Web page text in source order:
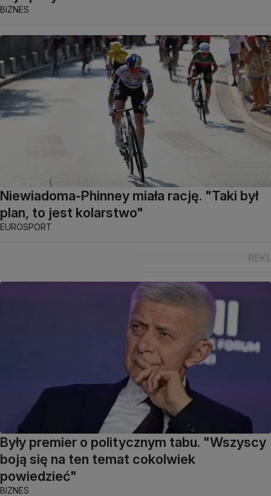
BIZNES
Niewiadoma-Phinney miała rację. "Taki był
plan, to jest kolarstwo"
EUROSPORT
Były premier o politycznym tabu. "Wszyscy
boją się na ten temat cokolwiek
powiedzieć"
BIZNES